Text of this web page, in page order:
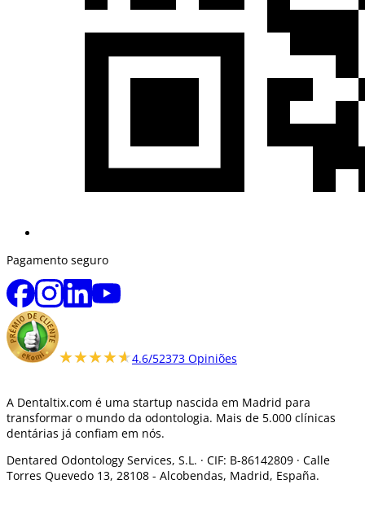
Pagamento seguro
★★★★★
★★★★★4.6/52373 Opiniões
A Dentaltix.com é uma startup nascida em Madrid para
transformar o mundo da odontologia. Mais de 5.000 clínicas
dentárias já confiam em nós.
Dentared Odontology Services, S.L. · CIF: B-86142809 · Calle
Torres Quevedo 13, 28108 - Alcobendas, Madrid, España.